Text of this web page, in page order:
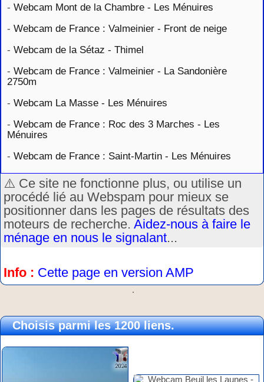
- Webcam Mont de la Chambre - Les Ménuires
- Webcam de France : Valmeinier - Front de neige
- Webcam de la Sétaz - Thimel
- Webcam de France : Valmeinier - La Sandonière
2750m
- Webcam La Masse - Les Ménuires
- Webcam de France : Roc des 3 Marches - Les
Ménuires
- Webcam de France : Saint-Martin - Les Ménuires
⚠️ Ce site ne fonctionne plus, ou utilise un
procédé lié au Webspam pour mieux se
positionner dans les pages de résultats des
moteurs de recherche. Aidez-nous à faire le
ménage en nous le signalant...
Info : Cette page en version AMP
.
Choisis parmi les 1200 liens.